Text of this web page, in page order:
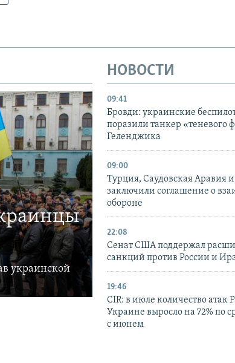
украинской
НОВОСТИ
09:41
Бровди: украинские
поразили танкер «теневого
Геленджика
09:00
Турция, Саудовская Аравия
заключили соглашение о
обороне
22:08
Сенат США поддержал
санкций против России и
19:46
CIR: в июле количество атак
Украине выросло на 72% по
с июнем